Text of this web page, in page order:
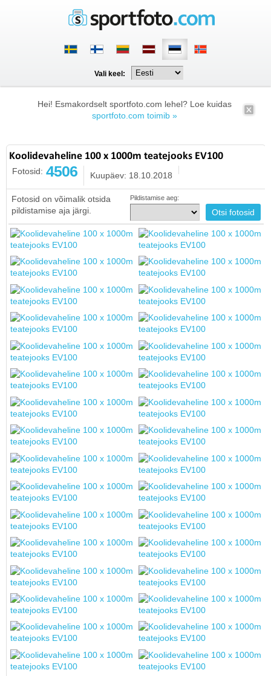
Vali keel:
Hei! Esmakordselt sportfoto.com lehel? Loe kuidas
sportfoto.com toimib »
Koolidevaheline 100 x 1000m teatejooks EV100
Fotosid: 4506 Kuupäev: 18.10.2018
Fotosid on võimalik otsida
pildistamise aja järgi.
Pildistamise aeg: